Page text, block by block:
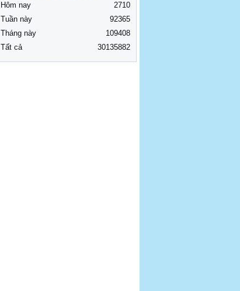
Hôm nay
Tuần này
Tháng này
Tất cả
2710
92365
109408
30135882